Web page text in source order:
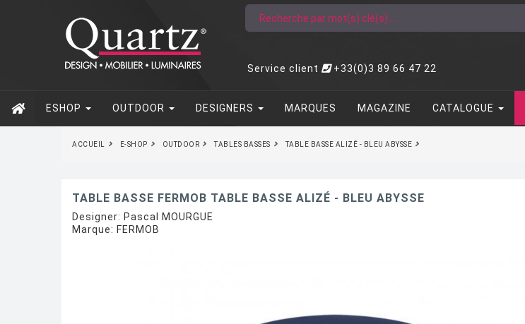
Service client +33(0)3 89 66 47 22
ESHOP OUTDOOR DESIGNERS MARQUES MAGAZINE CATALOGUE
ACCUEIL E-SHOP OUTDOOR TABLES BASSES TABLE BASSE ALIZÉ - BLEU ABYSSE
TABLE BASSE FERMOB TABLE BASSE ALIZÉ - BLEU ABYSSE
Designer: Pascal MOURGUE
Marque: FERMOB